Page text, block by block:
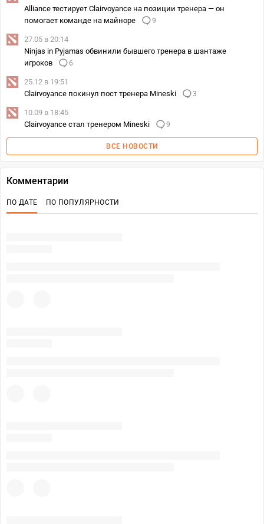
Alliance тестирует Clairvoyance на позиции тренера — он
помогает команде на майноре
9
27.05 в 20:14
Ninjas in Pyjamas обвинили бывшего тренера в шантаже
игроков
6
25.12 в 19:51
Clairvoyance покинул пост тренера Mineski
3
10.09 в 18:45
Clairvoyance стал тренером Mineski
9
ВСЕ НОВОСТИ
Комментарии
ПО ДАТЕ ПО ПОПУЛЯРНОСТИ